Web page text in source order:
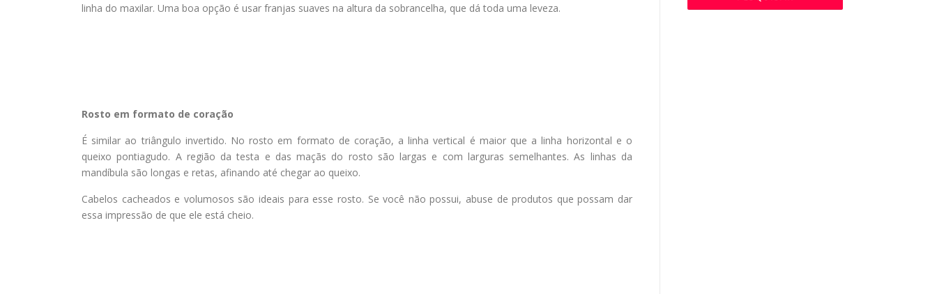
linha do maxilar. Uma boa opção é usar franjas suaves na altura da sobrancelha, que dá toda uma leveza.
Rosto em formato de coração
É similar ao triângulo invertido. No rosto em formato de coração, a linha vertical é maior que a linha horizontal e o
queixo pontiagudo. A região da testa e das maçãs do rosto são largas e com larguras semelhantes. As linhas da
mandíbula são longas e retas, afinando até chegar ao queixo.
Cabelos cacheados e volumosos são ideais para esse rosto. Se você não possui, abuse de produtos que possam dar
essa impressão de que ele está cheio.